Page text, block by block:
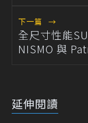
下一篇 →
全尺寸性能
NISMO 與
延伸閱讀